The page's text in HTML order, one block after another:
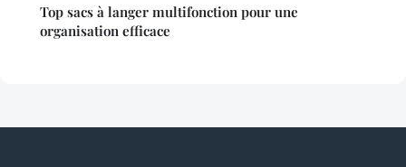
Top sacs à langer multifonction pour une
organisation efficace